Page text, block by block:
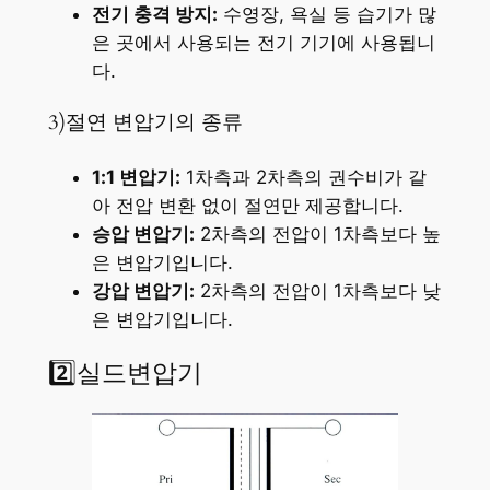
전기 충격 방지: 수영장, 욕실 등 습기가 많
은 곳에서 사용되는 전기 기기에 사용됩니
다.
3)절연 변압기의 종류
1:1 변압기: 1차측과 2차측의 권수비가 같
아 전압 변환 없이 절연만 제공합니다.
승압 변압기: 2차측의 전압이 1차측보다 높
은 변압기입니다.
강압 변압기: 2차측의 전압이 1차측보다 낮
은 변압기입니다.
2️⃣실드변압기